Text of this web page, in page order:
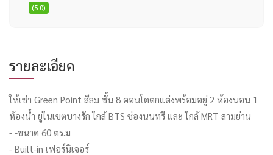
(5.0)
รายละเอียด
ให้เช่า Green Point สีลม ชั้น 8 คอนโดตกแต่งพร้อมอยู่ 2 ห้องนอน 1
ห้องน้ำ ยู่ในเขตบางรัก ใกล้ BTS ช่องนนทรี และ ใกล้ MRT สามย่าน
- -ขนาด 60 ตร.ม
- Built-in เฟอร์นิเจอร์